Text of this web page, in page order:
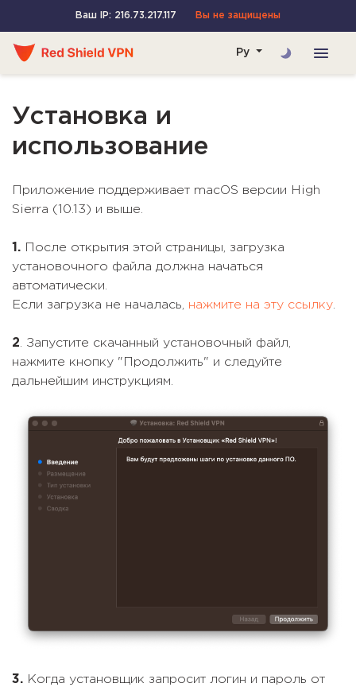
Ваш IP: 216.73.217.117 Вы не защищены
Ру
Установка и
использование
Приложение поддерживает macOS версии High
Sierra (10.13) и выше.
1. После открытия этой страницы, загрузка
установочного файла должна начаться
автоматически.
Если загрузка не началась, нажмите на эту ссылку.
2. Запустите скачанный установочный файл,
нажмите кнопку "Продолжить" и следуйте
дальнейшим инструкциям.
3. Когда установщик запросит логин и пароль от